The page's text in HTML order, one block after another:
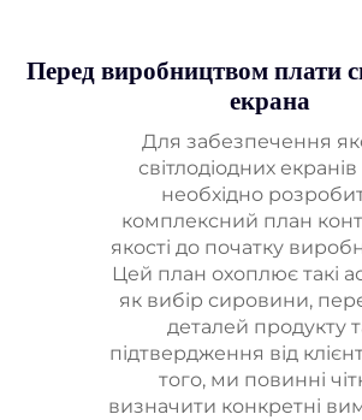
Перед виробництвом плати
екрана
Для забезпечення
світлодіодних
необхідно
комплексний план
якості до початку
Цей план охоплює такі
як вибір сировини,
деталей продукту
підтвердження від
того, ми повинні
визначити конкретні